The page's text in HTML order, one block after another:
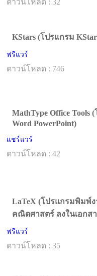
ดาวน์โหลด : 32
KStars (โปรแกรม
ฟรีแวร์
ดาวน์โหลด : 746
MathType Office
Word PowerPoint)
แชร์แวร์
ดาวน์โหลด : 42
LaTeX (โปรแกรมพิมพ์
คณิตศาสตร์ ลงในเอกส
ฟรีแวร์
ดาวน์โหลด : 35